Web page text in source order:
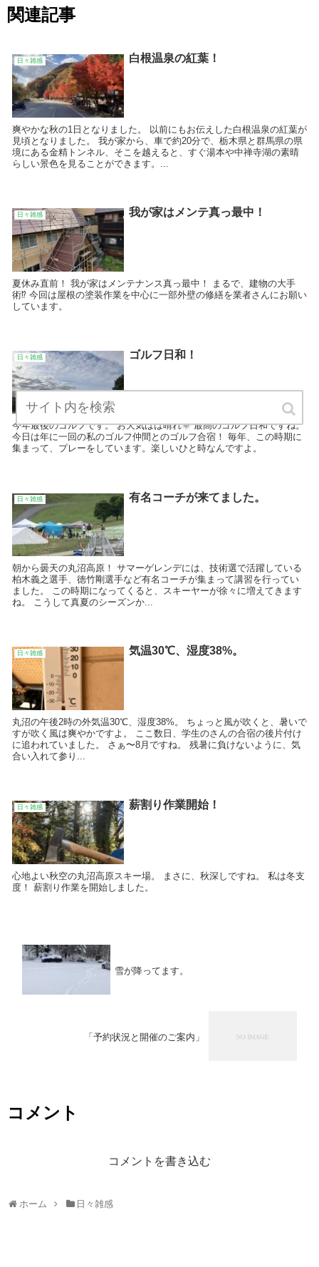
関連記事
日々雑感 白根温泉の紅葉！
爽やかな秋の1日となりました。 以前にもお伝えした白根温泉の紅葉が
見頃となりました。 我が家から、車で約20分で、栃木県と群馬県の県
境にある金精トンネル、そこを越えると、すぐ湯本や中禅寺湖の素晴
らしい景色を見ることができます。...
日々雑感 我が家はメンテ真っ最中！
夏休み直前！ 我が家はメンテナンス真っ最中！ まるで、建物の大手
術⁉️ 今回は屋根の塗装作業を中心に一部外壁の修繕を業者さんにお願い
しています。
日々雑感 ゴルフ日和！
今年最後のゴルフです。 お天気はは晴れ🌞 最高のゴルフ日和ですね。
今日は年に一回の私のゴルフ仲間とのゴルフ合宿！ 毎年、この時期に
集まって、プレーをしています。楽しいひと時なんですよ。
日々雑感 有名コーチが来てました。
朝から曇天の丸沼高原！ サマーゲレンデには、技術選で活躍している
柏木義之選手、徳竹剛選手など有名コーチが集まって講習を行ってい
ました。 この時期になってくると、スキーヤーが徐々に増えてきます
ね。 こうして真夏のシーズンか...
日々雑感 気温30℃、湿度38%。
丸沼の午後2時の外気温30℃、湿度38%。 ちょっと風が吹くと、暑いで
すが吹く風は爽やかですよ。 ここ数日、学生のさんの合宿の後片付け
に追われていました。 さぁ〜8月ですね。 残暑に負けないように、気
合い入れて参り...
日々雑感 薪割り作業開始！
心地よい秋空の丸沼高原スキー場。 まさに、秋深しですね。 私は冬支
度！ 薪割り作業を開始しました。
雪が降ってます。
「予約状況と開催のご案内」
コメント
コメントを書き込む
ホーム 日々雑感